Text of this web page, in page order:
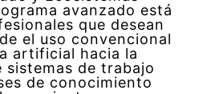
avanzado está
que desean
el uso convencional
artificial hacia la
de trabajo
de conocimiento